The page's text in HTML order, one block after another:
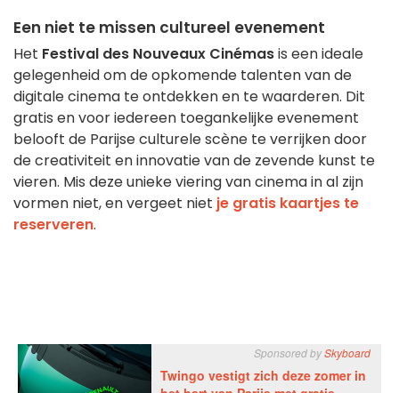
Een niet te missen cultureel evenement
Het Festival des Nouveaux Cinémasis een ideale
gelegenheid om de opkomende talenten van de
digitale cinema te ontdekken en te waarderen. Dit
gratis en voor iedereen toegankelijke evenement
belooft de Parijse culturele scène te verrijken door
de creativiteit en innovatie van de zevende kunst te
vieren. Mis deze unieke viering van cinema in al zijn
vormen niet, en vergeet niet je gratis kaartjes te
reserveren.